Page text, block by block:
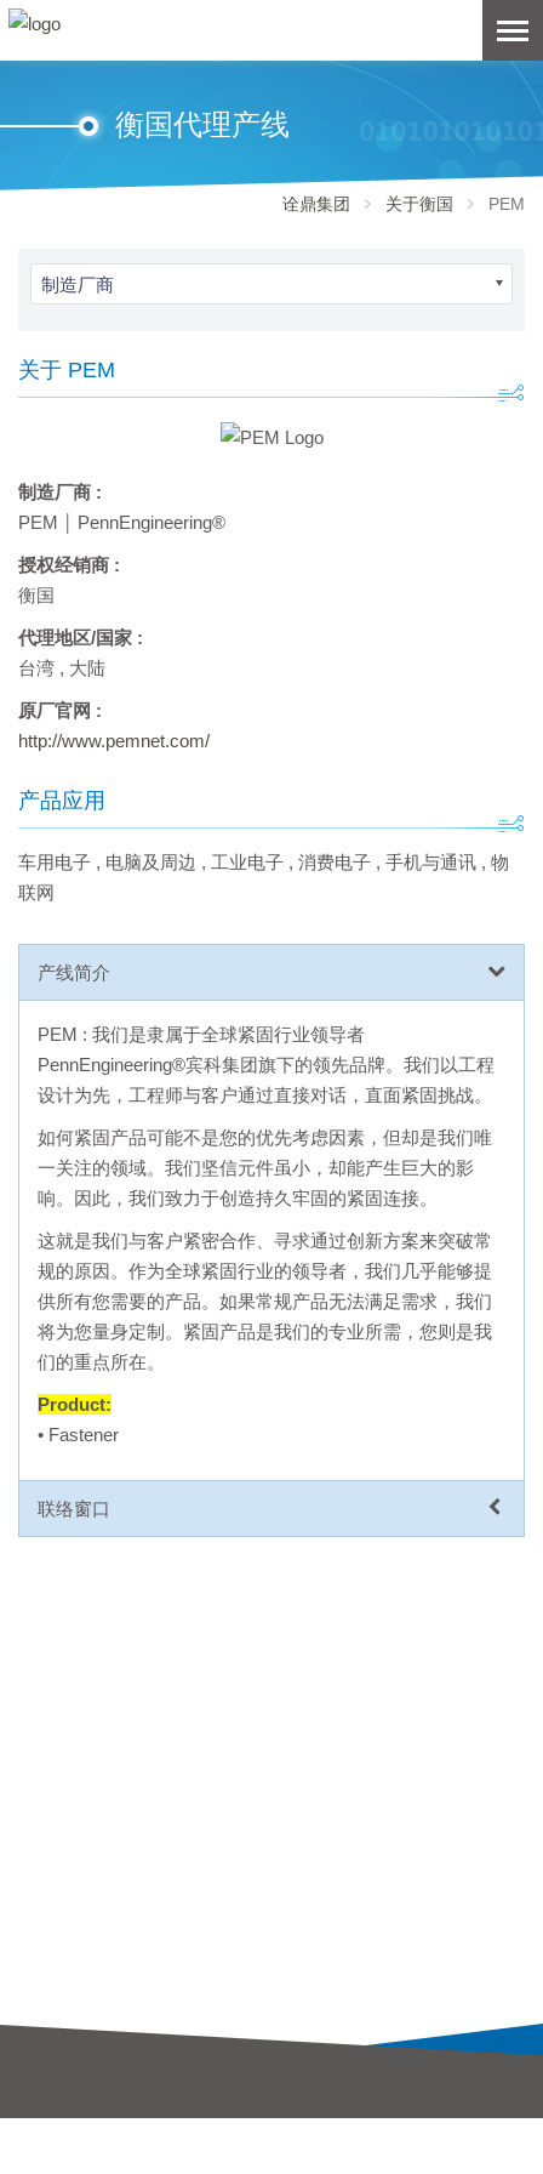
衡国代理产线
诠鼎集团 关于衡国 PEM
制造厂商
关于 PEM
制造厂商 :
PEM ￨ PennEngineering®
授权经销商 :
衡国
代理地区/国家 :
台湾 , 大陆
原厂官网 :
http://www.pemnet.com/
产品应用
车用电子 , 电脑及周边 , 工业电子 , 消费电子 , 手机与通讯 , 物
联网
产线简介
PEM : 我们是隶属于全球紧固行业领导者
PennEngineering®宾科集团旗下的领先品牌。我们以工程
设计为先，工程师与客户通过直接对话，直面紧固挑战。
如何紧固产品可能不是您的优先考虑因素，但却是我们唯
一关注的领域。我们坚信元件虽小，却能产生巨大的影
响。因此，我们致力于创造持久牢固的紧固连接。
这就是我们与客户紧密合作、寻求通过创新方案来突破常
规的原因。作为全球紧固行业的领导者，我们几乎能够提
供所有您需要的产品。如果常规产品无法满足需求，我们
将为您量身定制。紧固产品是我们的专业所需，您则是我
们的重点所在。
Product:
• Fastener
联络窗口